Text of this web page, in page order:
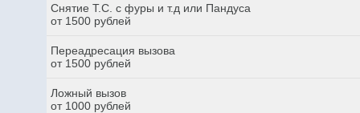
Снятие Т.С. с фуры и т.д или Пандуса
от 1500 рублей
Переадресация вызова
от 1500 рублей
Ложный вызов
от 1000 рублей